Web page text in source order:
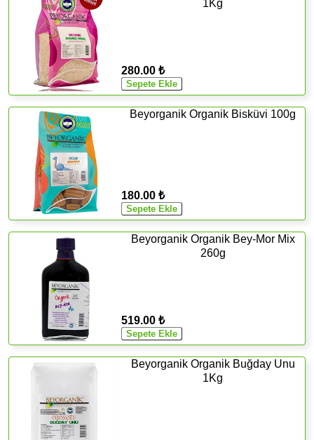
1Kg
280.00 ₺
Beyorganik Organik Bisküvi 100g
180.00 ₺
Beyorganik Organik Bey-Mor Mix
260g
519.00 ₺
Beyorganik Organik Buğday Unu
1Kg